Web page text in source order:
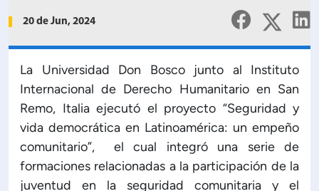
Capacitación Institucional
Estructura organizativa
Rector
Académica
Publicaciones
20 de Jun, 2024
La Universidad Don Bosco junto al Instituto
Internacional de Derecho Humanitario en San
Remo, Italia ejecutó el proyecto “Seguridad y
vida democrática en Latinoamérica: un empeño
comunitario”, el cual integró una serie de
formaciones relacionadas a la participación de la
juventud en la seguridad comunitaria y el